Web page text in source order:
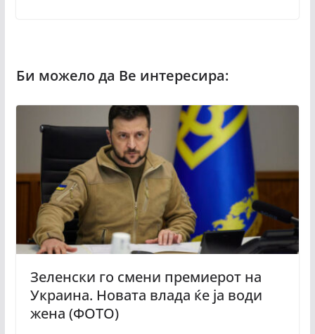
Зеленски го смени премиерот на
Украина. Новата влада ќе ја води
жена (ФОТО)